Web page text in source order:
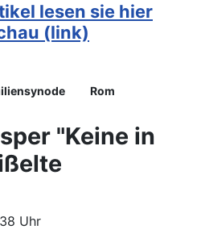
lesen sie hier
(link)
Rom
"Keine in
Uhr